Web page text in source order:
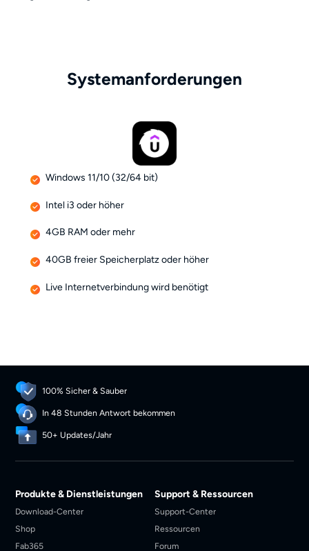
Systemanforderungen
Windows 11/10 (32/64 bit)
Intel i3 oder höher
4GB RAM oder mehr
40GB freier Speicherplatz oder höher
Live Internetverbindung wird benötigt
100% Sicher & Sauber
In 48 Stunden Antwort bekommen
50+ Updates/Jahr
Produkte & Dienstleistungen
Download-Center
Shop
Fab365
Support & Ressourcen
Support-Center
Ressourcen
Forum